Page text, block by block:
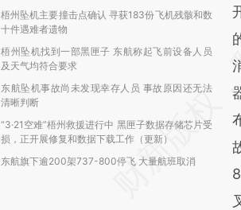
梧州坠机主要撞击点确认 寻获183份飞机残骸和数
十件遇难者遗物
梧州坠机找到一部黑匣子 东航称起飞前设备人员
及天气均符合要求
东航坠机事故尚未发现幸存人员 事故原因还无法
清晰判断
“3·21空难”梧州救援进行中 黑匣子数据存储芯片受
损，正开展修复和数据下载工作（更新）
东航旗下逾200架737-800停飞 大量航班取消